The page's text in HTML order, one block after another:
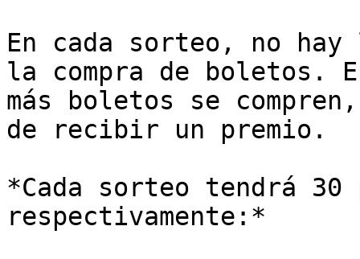
En cada sorteo, no
la compra de boletos.
más boletos se
de recibir un premio.
*Cada sorteo tendrá 30
respectivamente:*